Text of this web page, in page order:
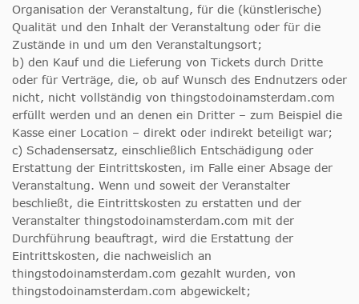
Organisation der Veranstaltung, für die (künstlerische)
Qualität und den Inhalt der Veranstaltung oder für die
Zustände in und um den Veranstaltungsort;
b) den Kauf und die Lieferung von Tickets durch Dritte
oder für Verträge, die, ob auf Wunsch des Endnutzers oder
nicht, nicht vollständig von thingstodoinamsterdam.com
erfüllt werden und an denen ein Dritter – zum Beispiel die
Kasse einer Location – direkt oder indirekt beteiligt war;
c) Schadensersatz, einschließlich Entschädigung oder
Erstattung der Eintrittskosten, im Falle einer Absage der
Veranstaltung. Wenn und soweit der Veranstalter
beschließt, die Eintrittskosten zu erstatten und der
Veranstalter thingstodoinamsterdam.com mit der
Durchführung beauftragt, wird die Erstattung der
Eintrittskosten, die nachweislich an
thingstodoinamsterdam.com gezahlt wurden, von
thingstodoinamsterdam.com abgewickelt;